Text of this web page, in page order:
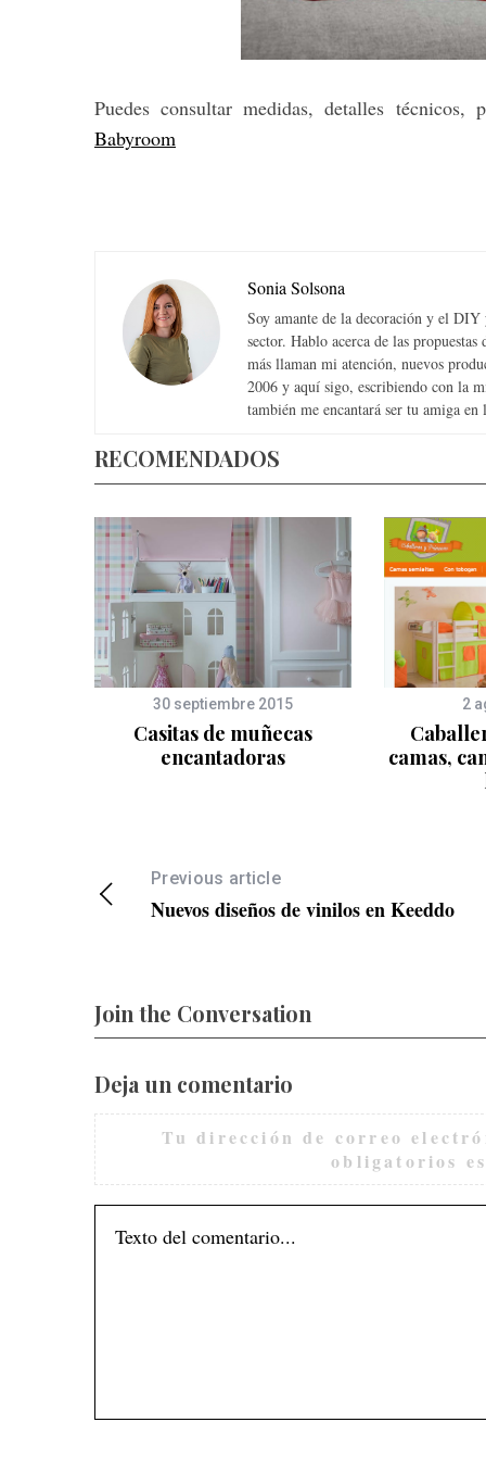
Puedes consultar medidas, detalles
Babyroom
Sonia Solsona
Soy amante de la decoración y el DIY
sector. Hablo acerca de las
más llaman mi atención, nuevos
2006 y aquí sigo, escribiendo con la
también me encantará ser tu amiga en
RECOMENDADOS
30 septiembre 2015
Casitas de muñecas
encantadoras
2
camas,
Previous article
Nuevos diseños de vinilos en Keeddo
Join the Conversation
Deja un comentario
Tu dirección de correo
obligatorios